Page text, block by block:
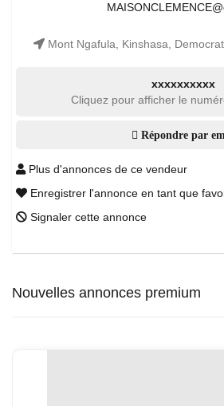
Mont Ngafula, Kinshasa,
xxxxxxxxxx
Cliquez pour afficher le
Répondre par
Plus d'annonces de ce vendeur
Enregistrer l'annonce en tant que
Signaler cette annonce
Nouvelles annonces premium